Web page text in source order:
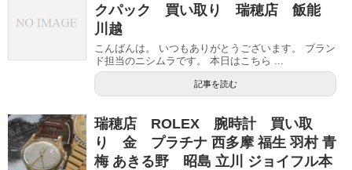
クパック 買い取り 瑞穂店 飯能
川越
こんばんは。 いつもありがとうございます。 ブラン
ド担当のニシムラです。 本日はこちら ...
記事を読む
瑞穂店 ROLEX 腕時計 買い取
り 金 プラチナ 西多摩 福生 羽村 青
梅 あきる野 昭島 立川 ジョイフル本